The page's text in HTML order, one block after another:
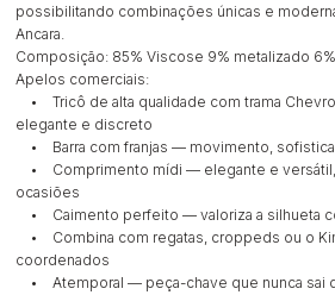
possibilitando combinações únicas e
Ancara.
Composição: 85% Viscose 9% metalizado
Apelos comerciais:
• Tricô de alta qualidade com trama
elegante e discreto
• Barra com franjas — movimento,
• Comprimento mídi — elegante e versátil,
ocasiões
• Caimento perfeito — valoriza a silhueta
• Combina com regatas, croppeds ou o
coordenados
• Atemporal — peça-chave que nunca sai